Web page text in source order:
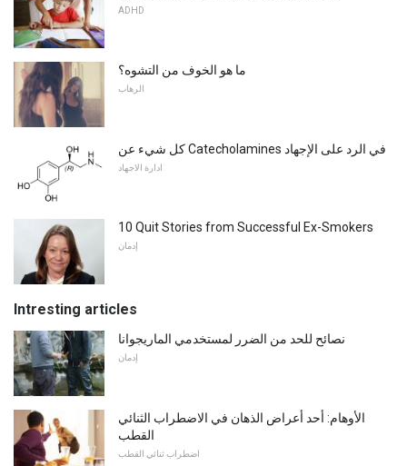
ADHD
ما هو الخوف من التشوه؟
الرهاب
كل شيء عن Catecholamines في الرد على الإجهاد
ادارة الاجهاد
10 Quit Stories from Successful Ex-Smokers
إدمان
Intresting articles
نصائح للحد من الضرر لمستخدمي الماريجوانا
إدمان
الأوهام: أحد أعراض الذهان في الاضطراب الثنائي
القطب
اضطراب ثنائي القطب